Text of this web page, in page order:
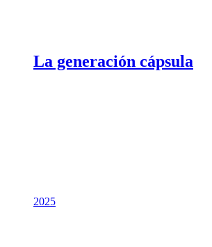
La generación cápsula
2025